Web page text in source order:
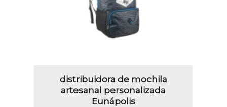
distribuidora de mochila
artesanal personalizada
Eunápolis